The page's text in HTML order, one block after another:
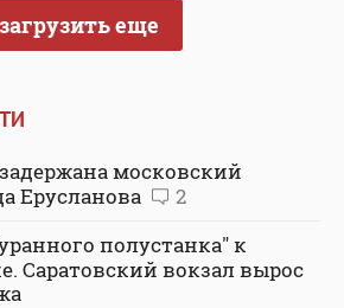
загрузить еще
московский
Ерусланова
2
полустанка" к
Саратовский вокзал вырос